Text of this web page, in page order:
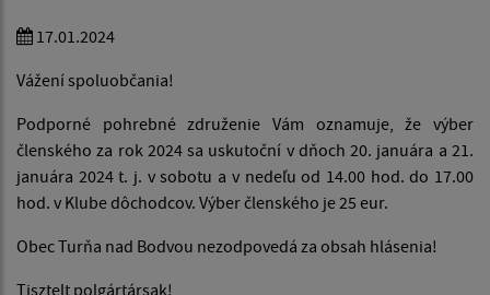
17.01.2024
Vážení spoluobčania!
Podporné pohrebné združenie Vám oznamuje, že výber
členského za rok 2024 sa uskutoční v dňoch 20. januára a 21.
januára 2024 t. j. v sobotu a v nedeľu od 14.00 hod. do 17.00
hod. v Klube dôchodcov. Výber členského je 25 eur.
Obec Turňa nad Bodvou nezodpovedá za obsah hlásenia!
Tisztelt polgártársak!